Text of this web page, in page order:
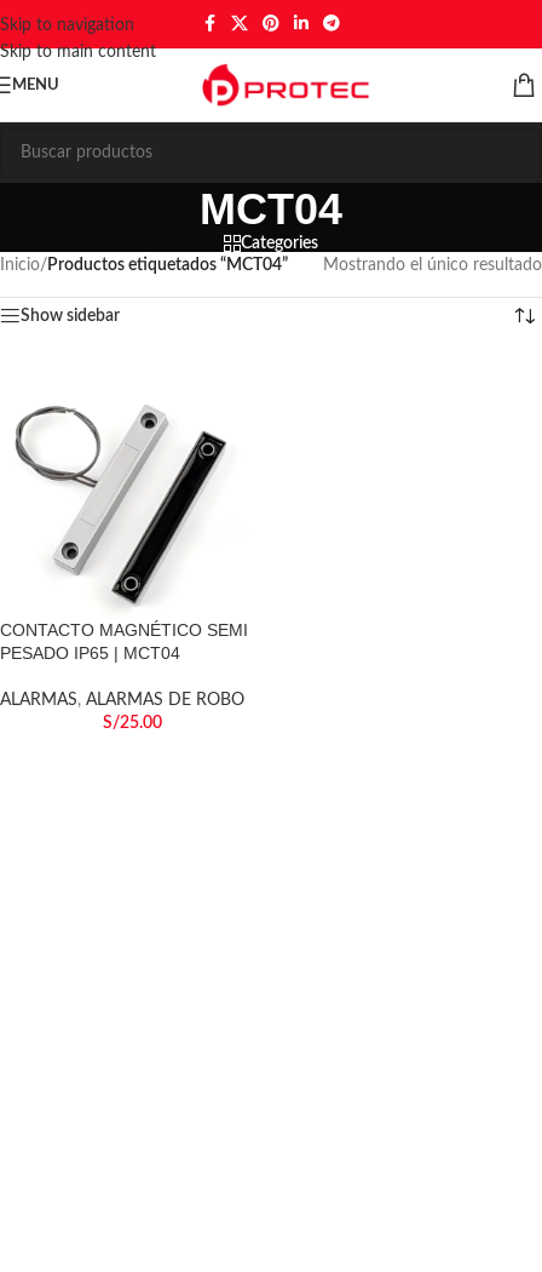
Skip to navigation
Skip to main content
MENU
MCT04
Categories
Inicio/ Productos etiquetados “MCT04” Mostrando el único resultado
Show sidebar
CONTACTO MAGNÉTICO SEMI
PESADO IP65 | MCT04
ALARMAS, ALARMAS DE ROBO
S/25.00